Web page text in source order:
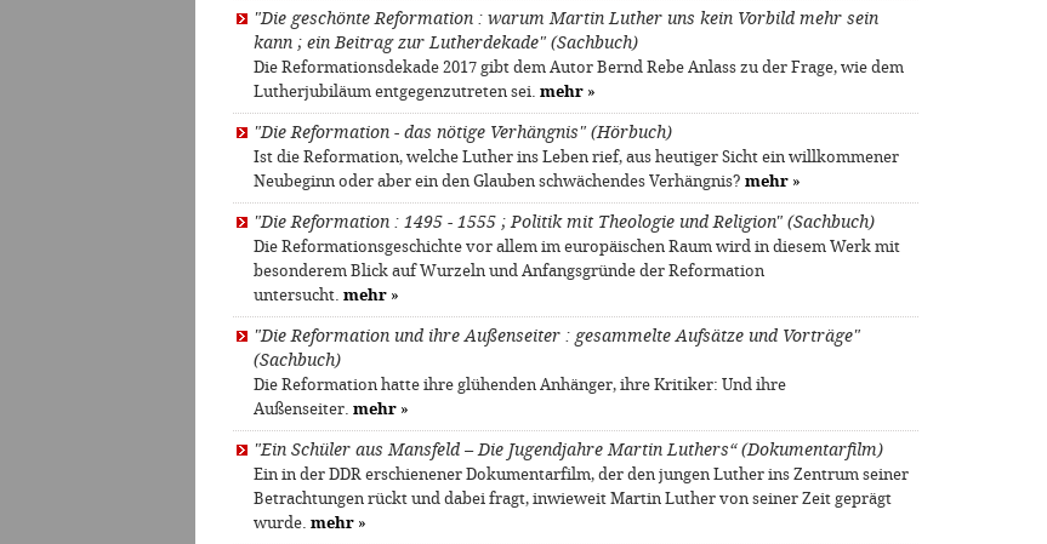
"Die geschönte Reformation : warum Martin Luther uns kein Vorbild mehr sein
kann ; ein Beitrag zur Lutherdekade" (Sachbuch)
Die Reformationsdekade 2017 gibt dem Autor Bernd Rebe Anlass zu der Frage, wie dem
Lutherjubiläum entgegenzutreten sei. mehr »
"Die Reformation - das nötige Verhängnis" (Hörbuch)
Ist die Reformation, welche Luther ins Leben rief, aus heutiger Sicht ein willkommener
Neubeginn oder aber ein den Glauben schwächendes Verhängnis? mehr »
"Die Reformation : 1495 - 1555 ; Politik mit Theologie und Religion" (Sachbuch)
Die Reformationsgeschichte vor allem im europäischen Raum wird in diesem Werk mit
besonderem Blick auf Wurzeln und Anfangsgründe der Reformation
untersucht. mehr »
"Die Reformation und ihre Außenseiter : gesammelte Aufsätze und Vorträge"
(Sachbuch)
Die Reformation hatte ihre glühenden Anhänger, ihre Kritiker: Und ihre
Außenseiter. mehr »
"Ein Schüler aus Mansfeld – Die Jugendjahre Martin Luthers“ (Dokumentarfilm)
Ein in der DDR erschienener Dokumentarfilm, der den jungen Luther ins Zentrum seiner
Betrachtungen rückt und dabei fragt, inwieweit Martin Luther von seiner Zeit geprägt
wurde. mehr »